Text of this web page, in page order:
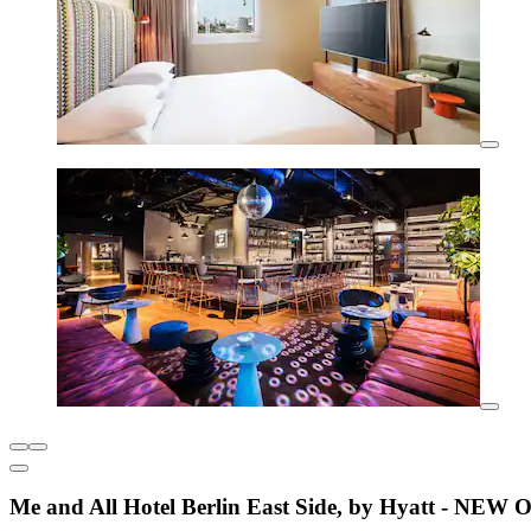
Me and All Hotel Berlin East Side, by Hyatt - NEW